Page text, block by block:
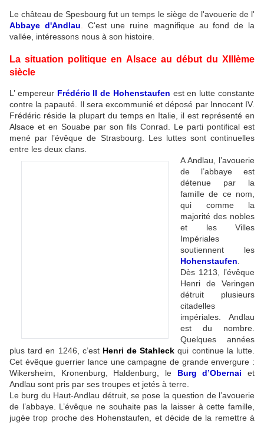
Le château de Spesbourg fut un temps le siège de l'avouerie de l'
Abbaye d'Andlau
C'est une ruine magnifique au fond de la
vallée, intéressons nous à son histoire.
La situation politique en Alsace au début du XIIIème
siècle
L’ empereur Frédéric II de Hohenstaufen est en lutte constante
contre la papauté. Il sera excommunié et déposé par Innocent IV.
Frédéric réside la plupart du temps en Italie, il est représenté en
Alsace et en Souabe par son fils Conrad. Le parti pontifical est
mené par l’évêque de Strasbourg. Les luttes sont continuelles
entre les deux clans.
A Andlau, l’avouerie
de l’abbaye est
détenue par la
famille de ce nom,
qui comme la
majorité des nobles
et les Villes
Impériales
soutiennent les
Hohenstaufen
Dès 1213, l’évêque
Henri de Veringen
détruit plusieurs
citadelles
impériales. Andlau
est du nombre.
Quelques années
plus tard en 1246, c’est Henri de Stahleck qui continue la lutte.
Cet évêque guerrier lance une campagne de grande envergure :
Wikersheim, Kronenburg, Haldenburg, le Burg d’Obernai
et
Andlau sont pris par ses troupes et jetés à terre.
Le burg du Haut-Andlau détruit, se pose la question de l’avouerie
de l’abbaye. L’évêque ne souhaite pas la laisser à cette famille,
jugée trop proche des Hohenstaufen, et décide de la remettre à